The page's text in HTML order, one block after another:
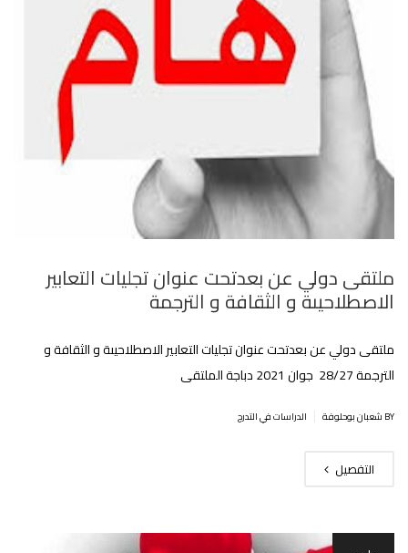
ملتقى دولي عن بعدتحت عنوان تجليات التعابير
الاصطلاحيىة و الثقافة و الترجمة
ملتقى دولي عن بعدتحت عنوان تجليات التعابير الاصطلاحيىة و الثقافة و
الترجمة 28/27 جوان 2021 دباجة الملتقى
BY شعبان بوحلوفة الدراسات في التدرج
التفصيل